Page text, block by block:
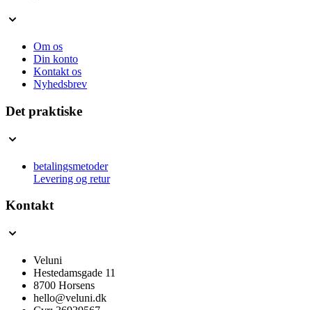
Om os
Din konto
Kontakt os
Nyhedsbrev
Det praktiske
betalingsmetoder
Levering og retur
Kontakt
Veluni
Hestedamsgade 11
8700 Horsens
hello@veluni.dk